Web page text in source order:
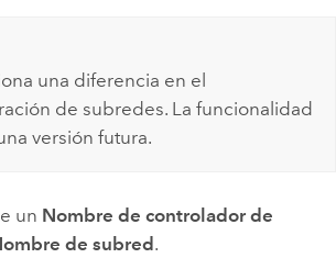
una diferencia en el
de subredes. La funcionalidad
versión futura.
un Nombre de controlador de
de subred.